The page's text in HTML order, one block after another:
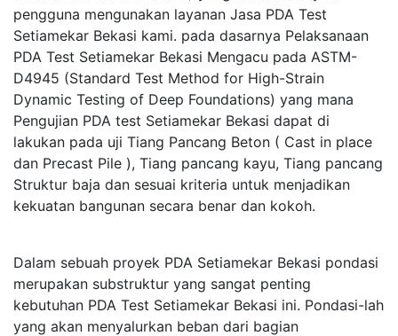
pengguna mengunakan layanan Jasa PDA Test
Setiamekar Bekasi kami. pada dasarnya Pelaksanaan
PDA Test Setiamekar Bekasi Mengacu pada ASTM-
D4945 (Standard Test Method for High-Strain
Dynamic Testing of Deep Foundations) yang mana
Pengujian PDA test Setiamekar Bekasi dapat di
lakukan pada uji Tiang Pancang Beton ( Cast in place
dan Precast Pile ), Tiang pancang kayu, Tiang pancang
Struktur baja dan sesuai kriteria untuk menjadikan
kekuatan bangunan secara benar dan kokoh.
Dalam sebuah proyek PDA Setiamekar Bekasi pondasi
merupakan substruktur yang sangat penting
kebutuhan PDA Test Setiamekar Bekasi ini. Pondasi-lah
yang akan menyalurkan beban dari bagian